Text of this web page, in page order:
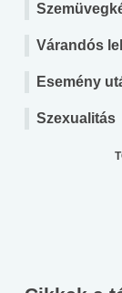
Várandós
Esemény
Szexualitás